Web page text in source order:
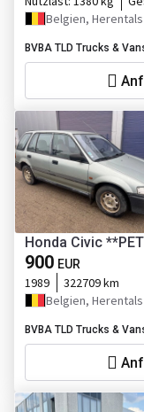
Belgien, Herentals
BVBA TLD Trucks &
Honda Civic
900 EUR
1989
322709 km
Belgien, Herentals
BVBA TLD Trucks &